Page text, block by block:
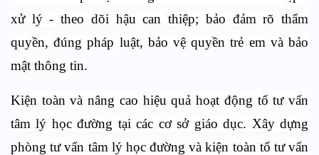
xử lý - theo dõi hậu can thiệp; bảo đảm rõ thẩm
quyền, đúng pháp luật, bảo vệ quyền trẻ em và bảo
mật thông tin.
Kiện toàn và nâng cao hiệu quả hoạt động tổ tư vấn
tâm lý học đường tại các cơ sở giáo dục. Xây dựng
phòng tư vấn tâm lý học đường và kiện toàn tổ tư vấn